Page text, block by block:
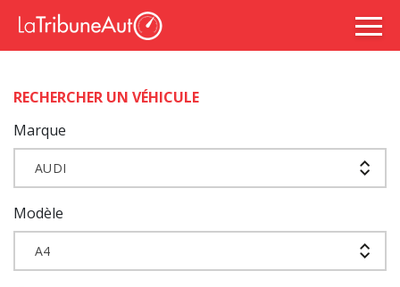
RECHERCHER UN VÉHICULE
Marque
AUDI
Modèle
A4